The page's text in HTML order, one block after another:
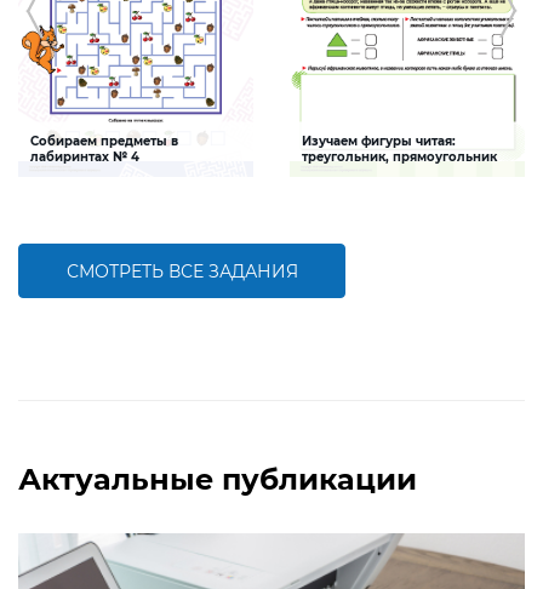
Собираем предметы в
лабиринтах № 4
Изучаем фигуры читая:
треугольник, прямоугольник
чтения и последовательного счета
СМОТРЕТЬ ВСЕ ЗАДАНИЯ
Актуальные публикации